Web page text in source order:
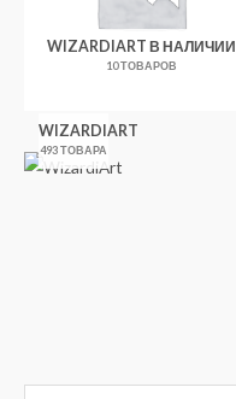
WIZARDIART В НАЛИЧИИ
10 ТОВАРОВ
WIZARDIART
493 ТОВАРА